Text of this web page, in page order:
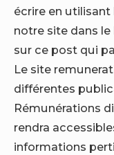
écrire en
notre site dans
sur ce post qui
Le site
différentes
Rémunérations
rendra
informations